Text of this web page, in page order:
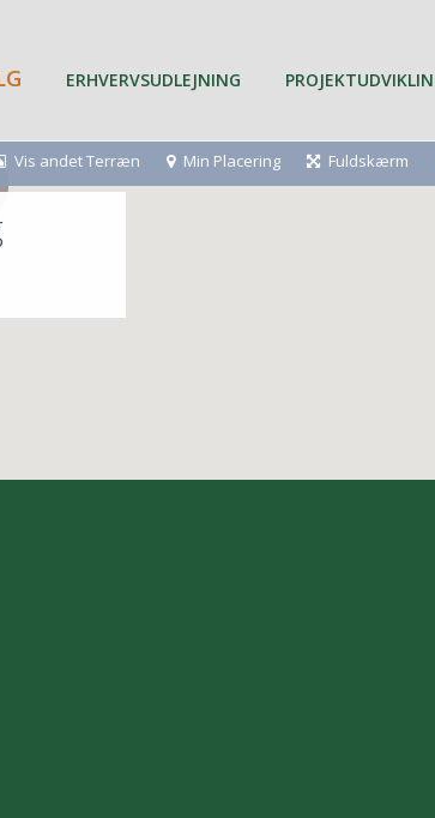
ERHVERVSUDLEJNING
Vis andet Terræn Min Placering Fuldskærm